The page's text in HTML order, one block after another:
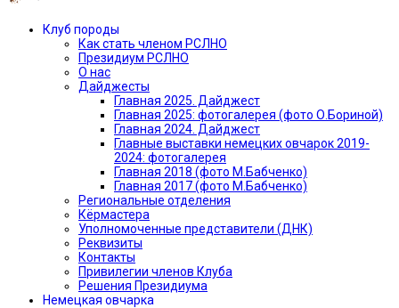
Клуб породы
Как стать членом РСЛНО
Президиум РСЛНО
О нас
Дайджесты
Главная 2025. Дайджест
Главная 2025: фотогалерея (фото О.Бориной)
Главная 2024. Дайджест
Главные выставки немецких овчарок 2019-
2024: фотогалерея
Главная 2018 (фото М.Бабченко)
Главная 2017 (фото М.Бабченко)
Региональные отделения
Кёрмастера
Уполномоченные представители (ДНК)
Реквизиты
Контакты
Привилегии членов Клуба
Решения Президиума
Немецкая овчарка